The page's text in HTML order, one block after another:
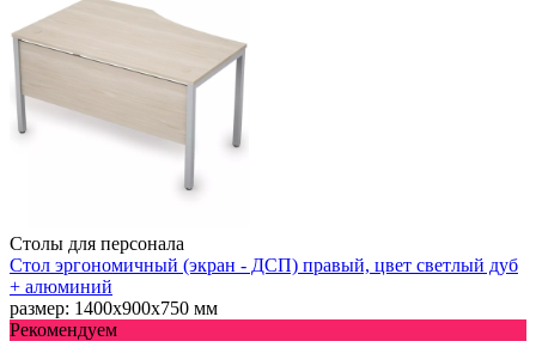
Столы для персонала
Стол эргономичный (экран - ДСП) правый, цвет светлый дуб
+ алюминий
размер: 1400х900х750 мм
Рекомендуем